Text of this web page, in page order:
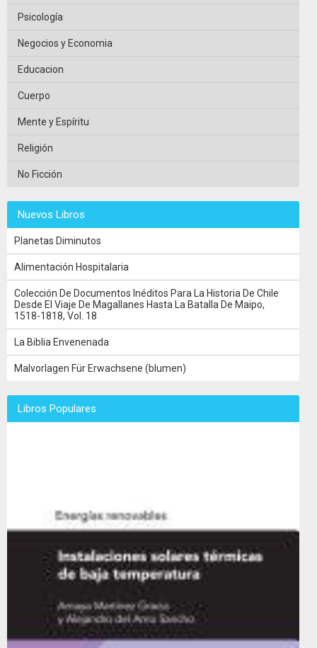
Psicología
Negocios y Economia
Educacion
Cuerpo
Mente y Espíritu
Religión
No Ficción
Nuevos Libros
Planetas Diminutos
Alimentación Hospitalaria
Colección De Documentos Inéditos Para La Historia De Chile
Desde El Viaje De Magallanes Hasta La Batalla De Maipo,
1518-1818, Vol. 18
La Biblia Envenenada
Malvorlagen Für Erwachsene (blumen)
Libros Populares